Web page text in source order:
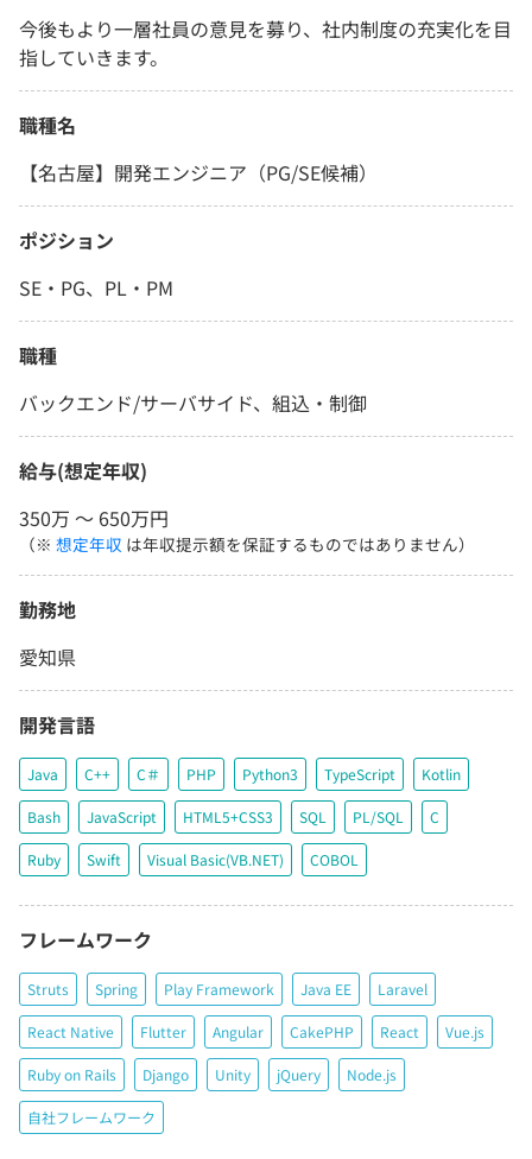
今後もより一層社員の意見を募り、社内制度の充実化を目
指していきます。
職種名
【名古屋】開発エンジニア（PG/SE候補）
ポジション
SE・PG、PL・PM
職種
バックエンド/サーバサイド、組込・制御
給与(想定年収)
350万 〜 650万円
（※ 想定年収 は年収提示額を保証するものではありません）
勤務地
愛知県
開発言語
Java C++ C＃ PHP Python3 TypeScript Kotlin
Bash JavaScript HTML5+CSS3 SQL PL/SQL C
Ruby Swift Visual Basic(VB.NET) COBOL
フレームワーク
Struts Spring Play Framework Java EE Laravel
React Native Flutter Angular CakePHP React Vue.js
Ruby on Rails Django Unity jQuery Node.js
自社フレームワーク